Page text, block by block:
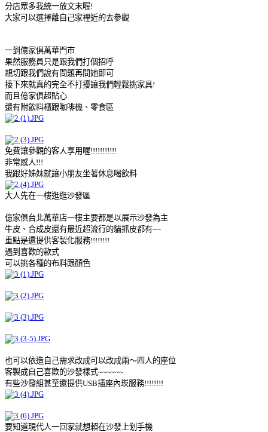
分店眾多我統一放文末喔!
大家可以選擇離自己家裡近的去參觀
一到億家俱萬華門市
果然服務員只是跟我們打個招呼
親切跟我們說有問題再問她即可
接下來就真的完全不打擾讓我們輕鬆挑家具!
而且億家俱超貼心
還有附飲料櫃跟咖啡機、零食區
免費讓參觀的客人享用喔!!!!!!!!!!!
非常感人!!!
我跟好姊妹就讓小朋友坐著休息喝飲料
大人先在一樓逛逛沙發區
億家俱台北萬華店一樓主要都是以展示沙發為主
牛皮、合成皮還有最近超流行的貓抓皮都有~~
重點是還提供客製化服務!!!!!!!!
遇到喜歡的款式
可以挑各種的布料跟顏色
也可以依造自己需求改成可以改成兩～四人的座位
客製成自己喜歡的沙發樣式~~~~~~
有些沙發組甚至還提供USB插座內崁服務!!!!!!!!
要知道現代人一回家就想賴在沙發上划手機